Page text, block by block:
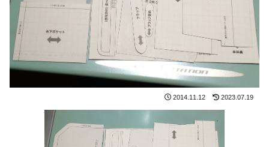
2014.11.12 2023.07.19